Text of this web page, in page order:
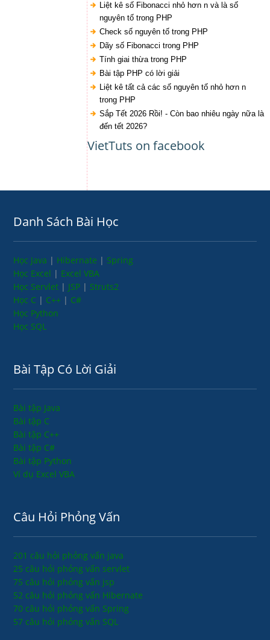
Liệt kê số Fibonacci nhỏ hơn n và là số
nguyên tố trong PHP
Check số nguyên tố trong PHP
Dãy số Fibonacci trong PHP
Tính giai thừa trong PHP
Bài tập PHP có lời giải
Liệt kê tất cả các số nguyên tố nhỏ hơn n
trong PHP
Sắp Tết 2026 Rồi! - Còn bao nhiêu ngày nữa là
đến tết 2026?
VietTuts on facebook
Danh Sách Bài Học
Học Java | Hibernate | Spring
Học Excel | Excel VBA
Học Servlet | JSP | Struts2
Học C | C++ | C#
Học Python
Học SQL
Bài Tập Có Lời Giải
Bài tập Java
Bài tập C
Bài tập C++
Bài tập C#
Bài tập Python
Ví dụ Excel VBA
Câu Hỏi Phỏng Vấn
201 câu hỏi phỏng vấn java
25 câu hỏi phỏng vấn servlet
75 câu hỏi phỏng vấn jsp
52 câu hỏi phỏng vấn Hibernate
70 câu hỏi phỏng vấn Spring
57 câu hỏi phỏng vấn SQL